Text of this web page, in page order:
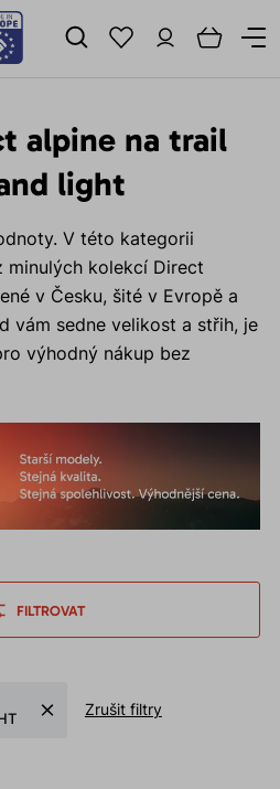
alpine na trail
light
V této kategorii
minulých kolekcí Direct
v Česku, šité v Evropě a
vám sedne velikost a střih, je
výhodný nákup bez
FILTROVAT
Zrušit filtry